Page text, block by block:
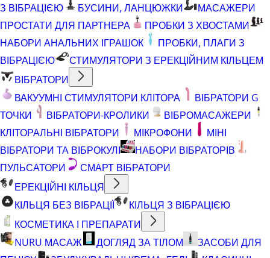
З ВІБРАЦІЄЮ
БУСИНИ, ЛАНЦЮЖКИ
МАСАЖЕРИ
ПРОСТАТИ ДЛЯ ПАРТНЕРА
ПРОБКИ З ХВОСТАМИ
НАБОРИ АНАЛЬНИХ ІГРАШОК
ПРОБКИ, ПЛАГИ З
ВІБРАЦІЄЮ
СТИМУЛЯТОРИ З ЕРЕКЦІЙНИМ КІЛЬЦЕМ
ВІБРАТОРИ
ВАКУУМНІ СТИМУЛЯТОРИ КЛІТОРА
ВІБРАТОРИ G
ТОЧКИ
ВІБРАТОРИ-КРОЛИКИ
ВІБРОМАСАЖЕРИ
КЛІТОРАЛЬНІ ВІБРАТОРИ
МІКРОФОНИ
МІНІ
ВІБРАТОРИ ТА ВІБРОКУЛІ
НАБОРИ ВІБРАТОРІВ
ПУЛЬСАТОРИ
СМАРТ ВІБРАТОРИ
ЕРЕКЦІЙНІ КІЛЬЦЯ
КІЛЬЦЯ БЕЗ ВІБРАЦІЇ
КІЛЬЦЯ З ВІБРАЦІЄЮ
КОСМЕТИКА І ПРЕПАРАТИ
NURU МАСАЖ
ДОГЛЯД ЗА ТІЛОМ
ЗАСОБИ ДЛЯ